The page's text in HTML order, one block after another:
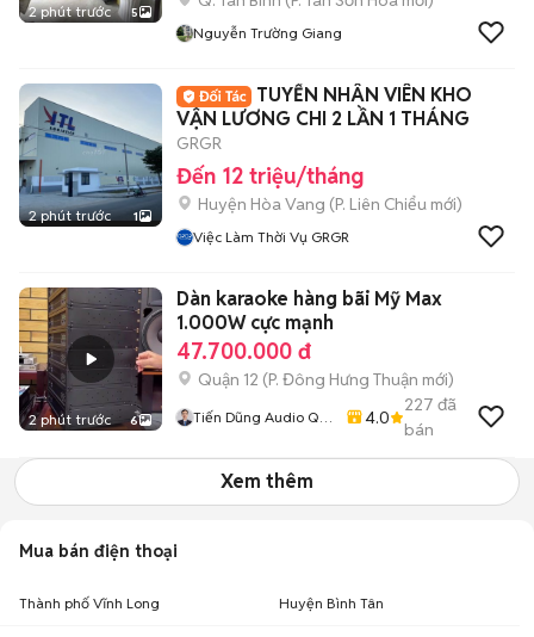
2 phút trước 5
Nguyễn Trường Giang
2 phút trước 1
TUYỂN NHÂN VIÊN KHO
VẬN LƯƠNG CHI 2 LẦN 1 THÁNG
GRGR
Đến 12 triệu/tháng
Huyện Hòa Vang (P. Liên Chiểu mới)
Việc Làm Thời Vụ GRGR
2 phút trước 6
Dàn karaoke hàng bãi Mỹ Max
1.000W cực mạnh
47.700.000 đ
Quận 12 (P. Đông Hưng Thuận mới)
Tiến Dũng Audio Q12
4.0
227 đã
bán
Xem thêm
Mua bán điện thoại
Thành phố Vĩnh Long Huyện Bình Tân